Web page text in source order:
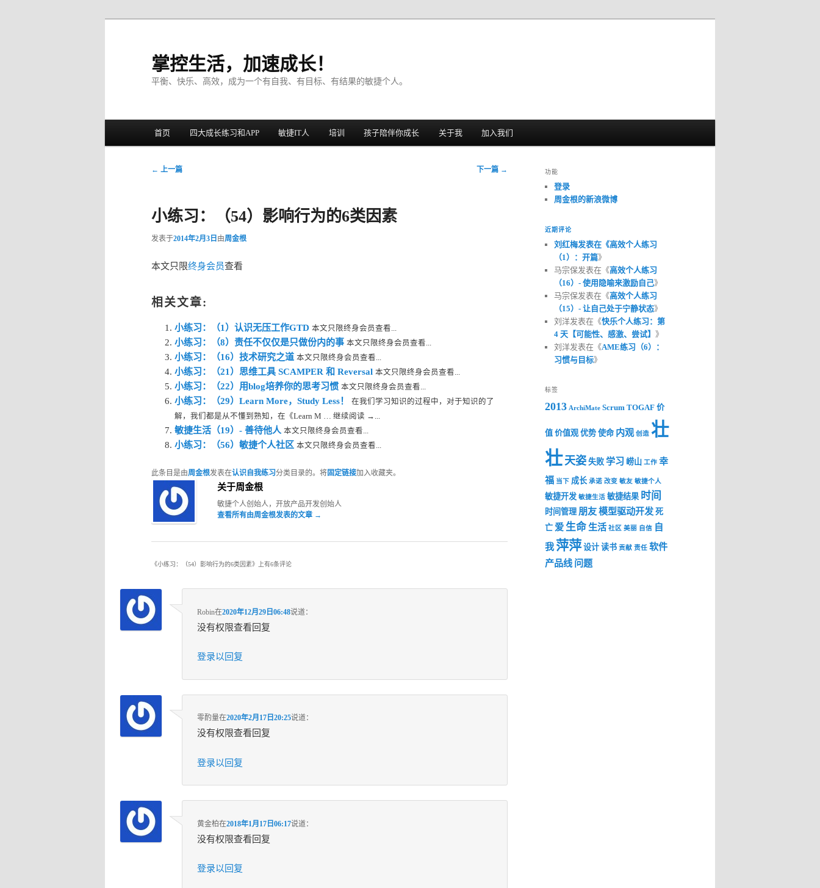
掌控生活，加速成长！
平衡、快乐、高效，成为一个有自我、有目标、有结果的敏捷个人。
跳至主内容区域
跳至副内容区域
首页 四大成长练习和APP 敏捷IT人 培训 孩子陪伴你成长 关于我 加入我们
文章导航
← 上一篇 下一篇 →
小练习：（54）影响行为的6类因素
发表于2014年2月3日 由周金根
本文只限终身会员查看
相关文章:
小练习：（1）认识无压工作GTD 本文只限终身会员查看...
小练习：（8）责任不仅仅是只做份内的事 本文只限终身会员查看...
小练习：（16）技术研究之道 本文只限终身会员查看...
小练习：（21）思维工具 SCAMPER 和 Reversal 本文只限终身会员查看...
小练习：（22）用blog培养你的思考习惯 本文只限终身会员查看...
小练习：（29）Learn More，Study Less！
在我们学习知识的过程中，对于知识的了
解，我们都是从不懂到熟知，在《Learn M … 继续阅读 →...
敏捷生活（19）- 善待他人 本文只限终身会员查看...
小练习：（56）敏捷个人社区 本文只限终身会员查看...
此条目是由周金根发表在认识自我练习分类目录的。将固定链接加入收藏夹。
关于周金根
敏捷个人创始人，开放产品开发创始人
查看所有由周金根发表的文章 →
《小练习：（54）影响行为的6类因素》上有6条评论
Robin在2020年12月29日06:48说道：
没有权限查看回复
登录以回复
零酌量在2020年2月17日20:25说道：
没有权限查看回复
登录以回复
黄金柏在2018年1月17日06:17说道：
没有权限查看回复
登录以回复
功能
登录
周金根的新浪微博
近期评论
刘红梅发表在《高效个人练习
（1）：开篇》
马宗保发表在《高效个人练习
（16）- 使用隐喻来激励自己》
马宗保发表在《高效个人练习
（15）- 让自己处于宁静状态》
刘洋发表在《快乐个人练习：第
4 天【可能性、感激、尝试】 》
刘洋发表在《AME练习（6）：
习惯与目标》
标签
2013 ArchiMate Scrum TOGAF 价
值 价值观 优势 使命 内观 创造 壮
壮 天姿 失败 学习 崂山 工作 幸
福 当下 成长 承诺 改变 敏友 敏捷个人
敏捷开发 敏捷生活 敏捷结果 时间
时间管理 朋友模型驱动开发 死
亡 爱 生命 生活 社区 美丽 自信
自
我 萍萍 设计 读书 贡献 责任 软件
产品线 问题